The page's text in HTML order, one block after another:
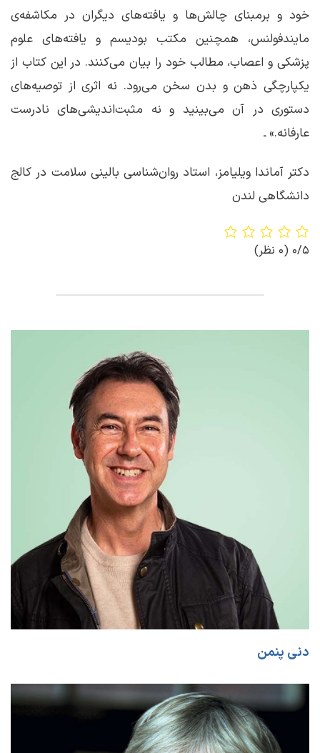
خود و برمبنای چالش‌ها و یافته‌های دیگران در مکاشفه‌ی
مایندفولنس، همچنین مکتب بودیسم و یافته‌های علوم
پزشکی و اعصاب، مطالب خود را بیان می‌کنند. در این کتاب از
یکپارچگی ذهن و بدن سخن می‌رود. نه اثری از توصیه‌های
دستوری در آن می‌بینید و نه مثبت‌اندیشی‌های نادرست
عارفانه.» ـ
دکتر آماندا ویلیامز، استاد روان‌‌شناسی بالینی سلامت در کالج
دانشگاهی لندن
0/5 (0 نظر)
دنی پنمن